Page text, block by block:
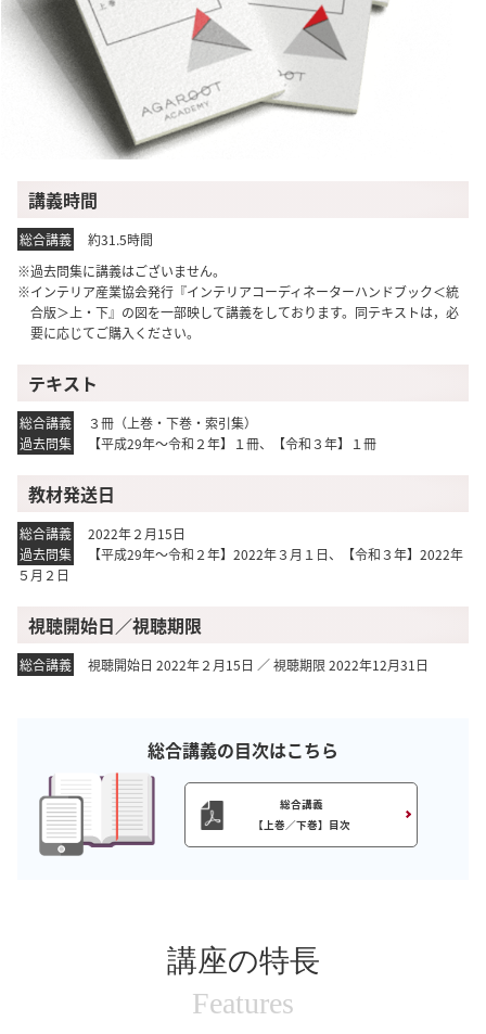
講義時間
総合講義
約31.5時間
※過去問集に講義はございません。
※インテリア産業協会発行『インテリアコーディネーターハンドブック＜統
合版＞上・下』の図を一部映して講義をしております。同テキストは，必
要に応じてご購入ください。
テキスト
総合講義
３冊（上巻・下巻・索引集）
過去問集
【平成29年～令和２年】１冊、【令和３年】１冊
教材発送日
総合講義
2022年２月15日
過去問集
【平成29年～令和２年】2022年３月１日、【令和３年】2022年
５月２日
視聴開始日／視聴期限
総合講義 視聴開始日 2022年２月15日 ／ 視聴期限 2022年12月31日
総合講義の目次はこちら
総合講義
【上巻／下巻】目次
講座の特長
Features